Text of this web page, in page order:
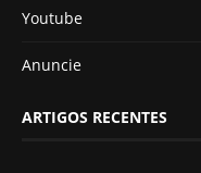
Youtube
Anuncie
ARTIGOS RECENTES